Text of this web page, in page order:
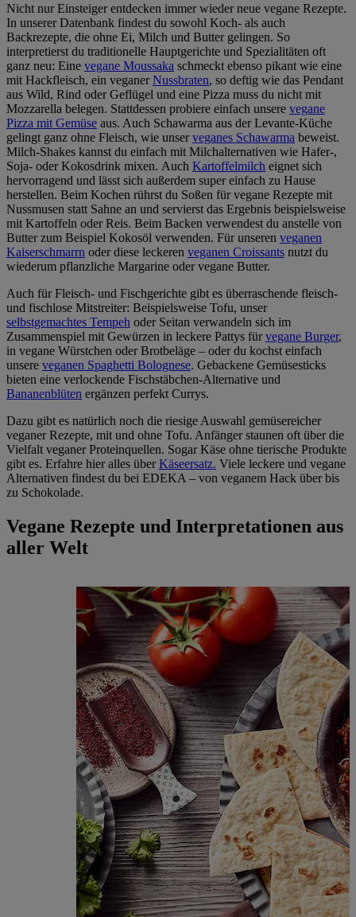
Nicht nur Einsteiger entdecken immer wieder neue vegane Rezepte.
In unserer Datenbank findest du sowohl Koch- als auch
Backrezepte, die ohne Ei, Milch und Butter gelingen. So
interpretierst du traditionelle Hauptgerichte und Spezialitäten oft
ganz neu: Eine vegane Moussaka schmeckt ebenso pikant wie eine
mit Hackfleisch, ein veganerNussbraten, so deftig wie das Pendant
aus Wild, Rind oder Geflügel und eine Pizza muss du nicht mit
Mozzarella belegen. Stattdessen probiere einfach unsere vegane
Pizza mit Gemüse aus. Auch Schawarma aus der Levante-Küche
gelingt ganz ohne Fleisch, wie unserveganes Schawarma beweist.
Milch-Shakes kannst du einfach mit Milchalternativen wie Hafer-,
Soja- oder Kokosdrink mixen. Auch Kartoffelmilch eignet sich
hervorragend und lässt sich außerdem super einfach zu Hause
herstellen. Beim Kochen rührst du Soßen für vegane Rezepte mit
Nussmusen statt Sahne an und servierst das Ergebnis beispielsweise
mit Kartoffeln oder Reis. Beim Backen verwendest du anstelle von
Butter zum Beispiel Kokosöl verwenden. Für unseren veganen
Kaiserschmarrn oder diese leckeren veganen Croissants nutzt du
wiederum pflanzliche Margarine oder vegane Butter.
Auch für Fleisch- und Fischgerichte gibt es überraschende fleisch-
und fischlose Mitstreiter: Beispielsweise Tofu, unser
selbstgemachtes Tempeh oder Seitan verwandeln sich im
Zusammenspiel mit Gewürzen in leckere Pattys fürvegane Burger,
in vegane Würstchen oder Brotbeläge – oder du kochst einfach
unsere veganen Spaghetti Bolognese. Gebackene Gemüsesticks
bieten eine verlockende Fischstäbchen-Alternative und
Bananenblüten ergänzen perfekt Currys.
Dazu gibt es natürlich noch die riesige Auswahl gemüsereicher
veganer Rezepte, mit und ohne Tofu. Anfänger staunen oft über die
Vielfalt veganer Proteinquellen. Sogar Käse ohne tierische Produkte
gibt es. Erfahre hier alles überKäseersatz. Viele leckere und vegane
Alternativen findest du bei EDEKA – von veganem Hack über bis
zu Schokolade.
Vegane Rezepte und Interpretationen aus
aller Welt